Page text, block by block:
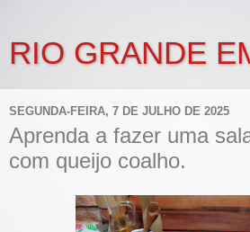
RIO GRANDE
SEGUNDA-FEIRA, 7 DE JULHO DE 2025
Aprenda a fazer uma
com queijo coalho.